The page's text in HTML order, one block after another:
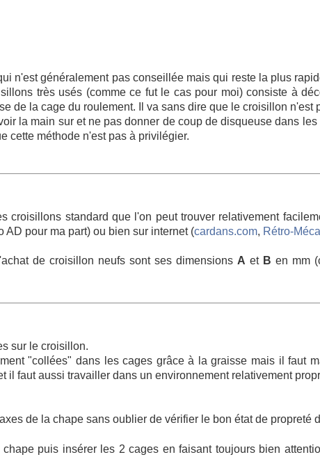
n'est généralement pas conseillée mais qui reste la plus
très usés (comme ce fut le cas pour moi) consiste à
de la cage du roulement. Il va sans dire que le croisillon n'est
la main sur et ne pas donner de coup de disqueuse dans
cette méthode n'est pas à privilégier.
croisillons standard que l'on peut trouver relativement
AD pour ma part) ou bien sur internet (cardans.com, Rétro-Méca
de croisillon neufs sont ses dimensions A et B en mm
sur le croisillon.
"collées" dans les cages grâce à la graisse mais il faut
il faut aussi travailler dans un environnement relativement
de la chape sans oublier de vérifier le bon état de propreté
puis insérer les 2 cages en faisant toujours bien